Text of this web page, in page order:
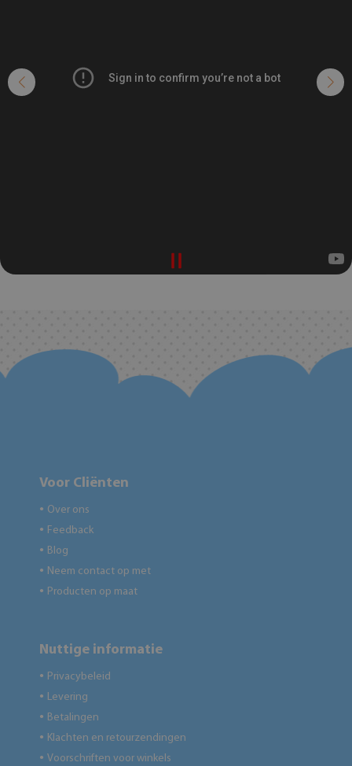
Voor Cliënten
● Over ons
● Feedback
● Blog
● Neem contact op met
● Producten op maat
Nuttige informatie
● Privacybeleid
● Levering
● Betalingen
● Klachten en retourzendingen
● Voorschriften voor winkels